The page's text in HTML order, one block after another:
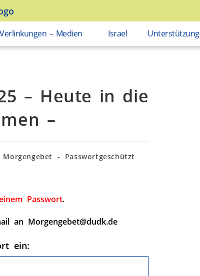
Verlinkungen – Medien Israel Unterstützung
– Heute in die
–
Morgengebet - Passwortgeschützt
Passwort.
an Morgengebet@dudk.de
ein: